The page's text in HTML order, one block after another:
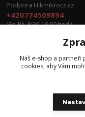
Podpora Hikmikrocz.cz
+420774509894
(Po-Pá, 8:30-16:00 hod.)
Náš e-shop a partneři
cookies, aby Vám